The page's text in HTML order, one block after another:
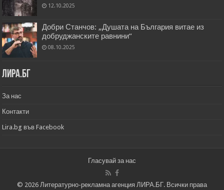
12.10.2025
Добри Станчов: „Душата на България витае из
добруджанските равнини“
08.10.2025
Лира.бг
За нас
Контакти
Lira.bg във Facebook
Гласувай за нас
© 2026 Литературно-рекламна агенция ЛИРА.БГ. Всички права